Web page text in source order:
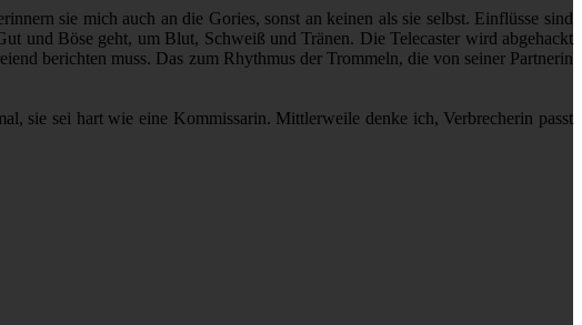
sie mich auch an die Gories, sonst an keinen als sie selbst. Einflüsse sind
und Böse geht, um Blut, Schweiß und Tränen. Die Telecaster wird abgehackt
berichten muss. Das zum Rhythmus der Trommeln, die von seiner Partnerin
sie sei hart wie eine Kommissarin. Mittlerweile denke ich, Verbrecherin passt